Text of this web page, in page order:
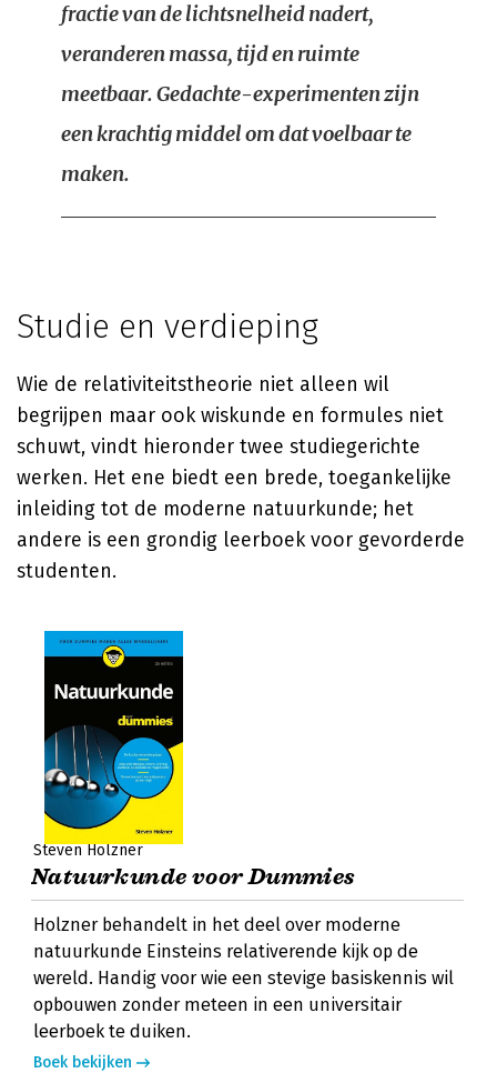
fractie van de lichtsnelheid nadert,
veranderen massa, tijd en ruimte
meetbaar. Gedachte-experimenten zijn
een krachtig middel om dat voelbaar te
maken.
Studie en verdieping
Wie de relativiteitstheorie niet alleen wil
begrijpen maar ook wiskunde en formules niet
schuwt, vindt hieronder twee studiegerichte
werken. Het ene biedt een brede, toegankelijke
inleiding tot de moderne natuurkunde; het
andere is een grondig leerboek voor gevorderde
studenten.
Steven Holzner
Natuurkunde voor Dummies
Holzner behandelt in het deel over moderne
natuurkunde Einsteins relativerende kijk op de
wereld. Handig voor wie een stevige basiskennis wil
opbouwen zonder meteen in een universitair
leerboek te duiken.
Boek bekijken